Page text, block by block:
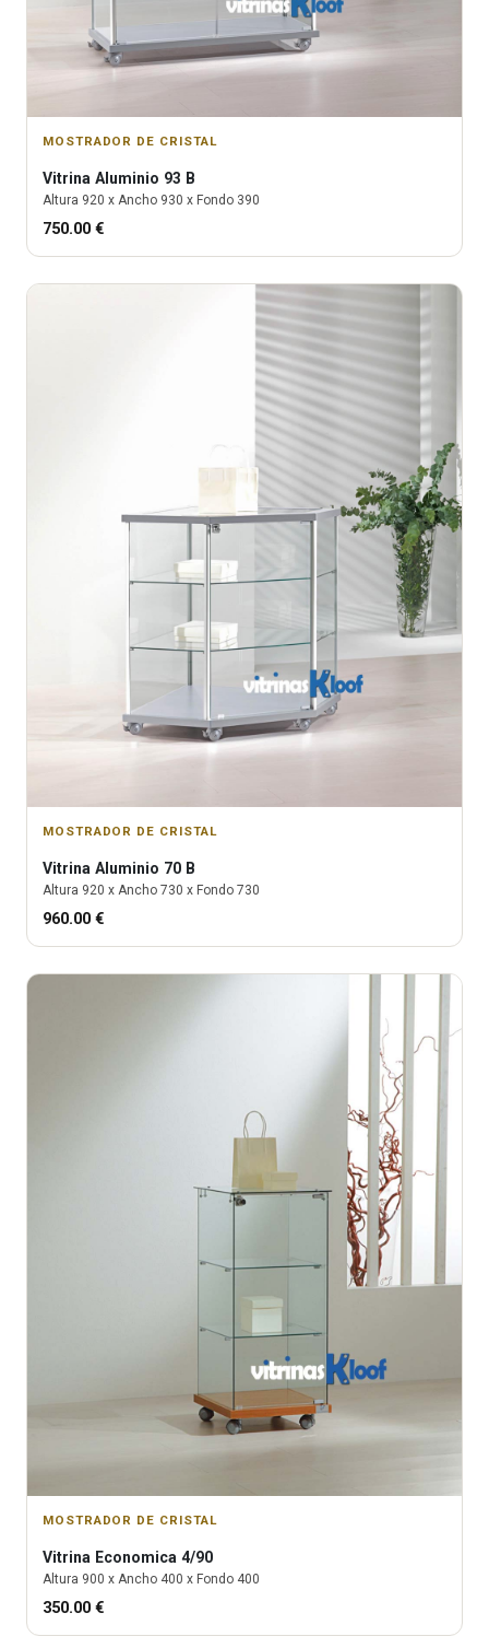
MOSTRADOR DE CRISTAL
Vitrina Aluminio 93 B
Altura 920 x Ancho 930 x Fondo 390
750.00 €
MOSTRADOR DE CRISTAL
Vitrina Aluminio 70 B
Altura 920 x Ancho 730 x Fondo 730
960.00 €
MOSTRADOR DE CRISTAL
Vitrina Economica 4/90
Altura 900 x Ancho 400 x Fondo 400
350.00 €